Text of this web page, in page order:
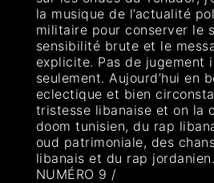
la musique de l’actualité
militaire pour conserver le
sensibilité brute et le
explicite. Pas de jugement
seulement. Aujourd’hui en
eclectique et bien
tristesse libanaise et on la
doom tunisien, du rap
oud patrimoniale, des
libanais et du rap
NUMÉRO 9 /